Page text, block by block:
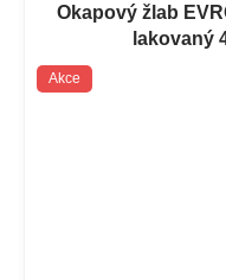
Okapový žlab
lakovaný
Akce